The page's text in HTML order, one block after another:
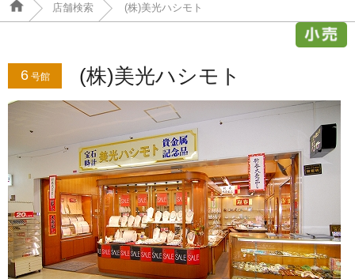
店舗検索 (株)美光ハシモト
6号館 (株)美光ハシモト